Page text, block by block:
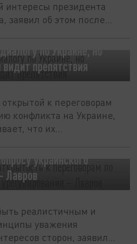
интересы президента
заявил об этом после
по Украине, но
препятствия
к переговорам
конфликта на Украине,
что их...
украинского
Лавров
реалистичным и
уважения
сторон, заявил